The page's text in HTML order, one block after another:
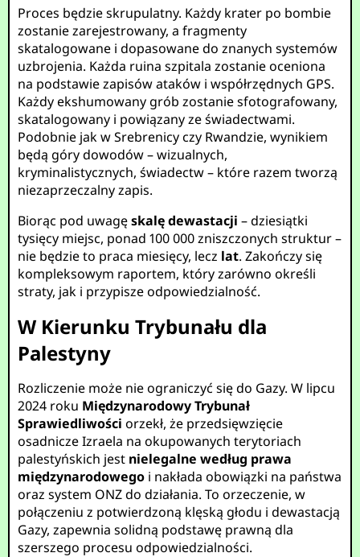
Proces będzie skrupulatny. Każdy krater po bombie
zostanie zarejestrowany, a fragmenty
skatalogowane i dopasowane do znanych systemów
uzbrojenia. Każda ruina szpitala zostanie oceniona
na podstawie zapisów ataków i współrzędnych GPS.
Każdy ekshumowany grób zostanie sfotografowany,
skatalogowany i powiązany ze świadectwami.
Podobnie jak w Srebrenicy czy Rwandzie, wynikiem
będą góry dowodów – wizualnych,
kryminalistycznych, świadectw – które razem tworzą
niezaprzeczalny zapis.
Biorąc pod uwagęskalę dewastacji – dziesiątki
tysięcy miejsc, ponad 100 000 zniszczonych struktur –
nie będzie to praca miesięcy, lecz lat. Zakończy się
kompleksowym raportem, który zarówno określi
straty, jak i przypisze odpowiedzialność.
W Kierunku Trybunału dla
Palestyny
Rozliczenie może nie ograniczyć się do Gazy. W lipcu
2024 roku Międzynarodowy Trybunał
Sprawiedliwości orzekł, że przedsięwzięcie
osadnicze Izraela na okupowanych terytoriach
palestyńskich jest nielegalne według prawa
międzynarodowego i nakłada obowiązki na państwa
oraz system ONZ do działania. To orzeczenie, w
połączeniu z potwierdzoną klęską głodu i dewastacją
Gazy, zapewnia solidną podstawę prawną dla
szerszego procesu odpowiedzialności.